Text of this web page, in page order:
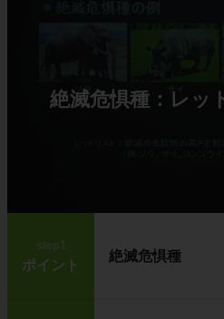
絶滅危惧種：レッ
step1
ポイント
絶滅危惧種